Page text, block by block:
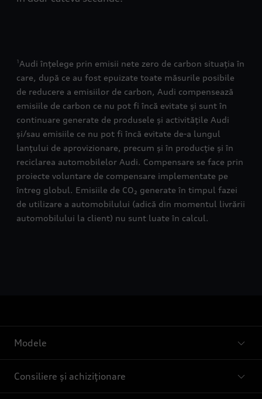
1 Audi înțelege prin emisii nete zero de carbon situația în
care, după ce au fost epuizate toate măsurile posibile
de reducere a emisiilor de carbon, Audi compensează
emisiile de carbon ce nu pot fi încă evitate și sunt în
continuare generate de produsele și activitățile Audi
și/sau emisiile ce nu pot fi încă evitate de-a lungul
lanțului de aprovizionare, precum și în producție și în
reciclarea automobilelor Audi. Compensare se face prin
proiecte voluntare de compensare implementate pe
întreg globul. Emisiile de CO₂ generate în timpul fazei
de utilizare a automobilului (adică din momentul livrării
automobilului la client) nu sunt luate în calcul.
Modele
Consiliere și achiziționare